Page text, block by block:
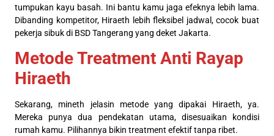
tumpukan kayu basah. Ini bantu kamu jaga efeknya lebih lama.
Dibanding kompetitor, Hiraeth lebih fleksibel jadwal, cocok buat
pekerja sibuk di BSD Tangerang yang deket Jakarta.
Metode Treatment Anti Rayap
Hiraeth
Sekarang, mineth jelasin metode yang dipakai Hiraeth, ya.
Mereka punya dua pendekatan utama, disesuaikan kondisi
rumah kamu. Pilihannya bikin treatment efektif tanpa ribet.